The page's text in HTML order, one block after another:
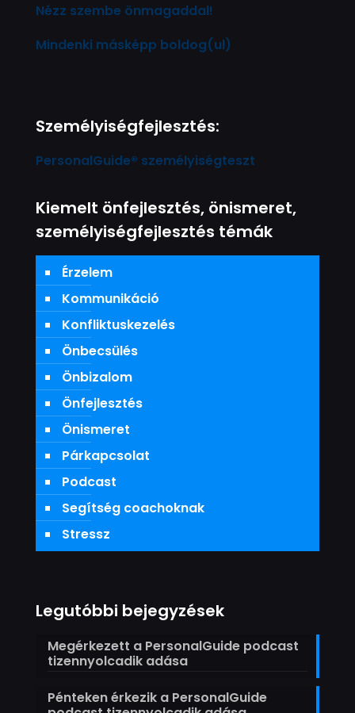
Nézz szembe önmagaddal!
Mindenki másképp boldog(ul)
Személyiségfejlesztés:
PersonalGuide® személyiségteszt
Kiemelt önfejlesztés, önismeret,
személyiségfejlesztés témák
Érzelem
Kommunikáció
Konfliktuskezelés
Önbecsülés
Önbizalom
Önfejlesztés
Önismeret
Párkapcsolat
Podcast
Segítség coachoknak
Stressz
Legutóbbi bejegyzések
Megérkezett a PersonalGuide podcast
tizennyolcadik adása
Pénteken érkezik a PersonalGuide